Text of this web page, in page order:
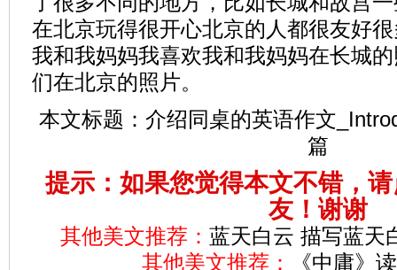
在北京玩得很开心北京的人都很友好
我和我妈妈我喜欢我和我妈妈在长城
们在北京的照片。
本文标题： 介绍同桌的英语作文
篇
提示：如果您觉得本文不错，
友！谢谢
其他美文推荐： 蓝天白云 描写蓝天
其他美文推荐：
《中庸》